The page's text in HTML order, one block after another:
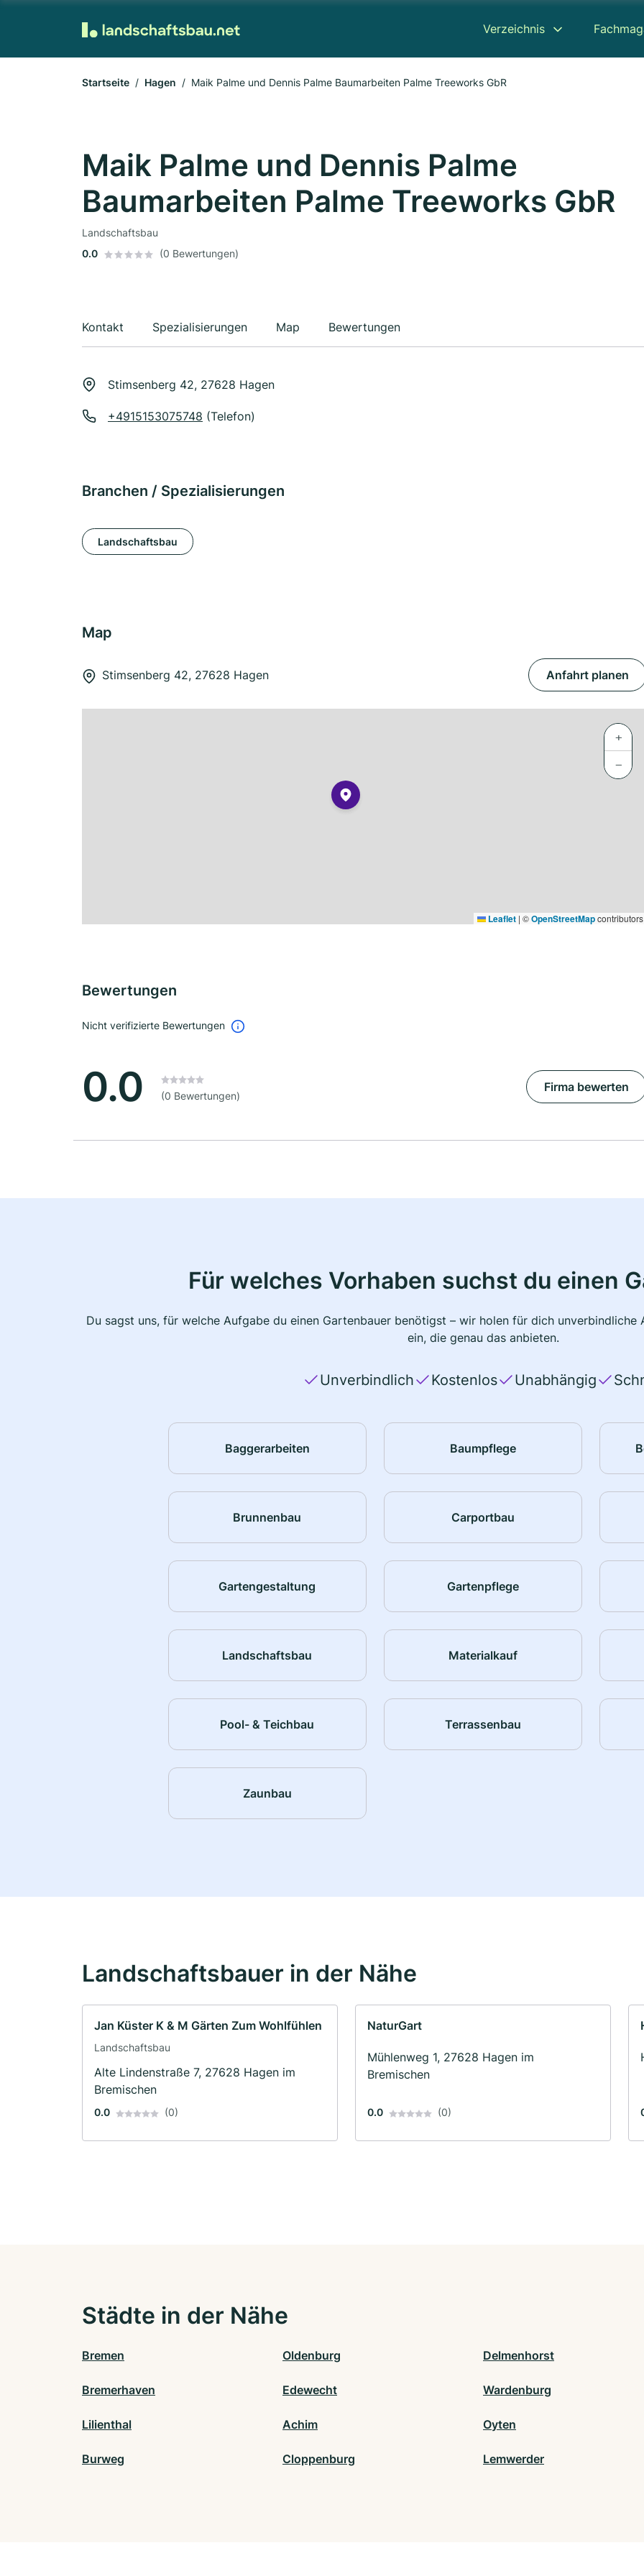
Verzeichnis
Startseite Hagen Maik Palme und Dennis Palme Baumarbeiten Palme Treeworks GbR
Maik Palme und Dennis Palme
Baumarbeiten Palme Treeworks GbR
Landschaftsbau
0.0
(0 Bewertungen)
Kontakt Spezialisierungen Map Bewertungen
Stimsenberg 42, 27628 Hagen
+4915153075748 (Telefon)
Branchen / Spezialisierungen
Landschaftsbau
Map
Stimsenberg 42, 27628 Hagen Anfahrt planen
+
−
Leaflet | ©OpenStreetMapcontributors
Bewertungen
Nicht verifizierte Bewertungen
0.0 (0 Bewertungen)
Firma bewerten
Für welches Vorhaben suchst du einen
Du sagst uns, für welche Aufgabe du einen Gartenbauer benötigst – wir holen für dich
ein, die genau das anbieten.
Unverbindlich Kostenlos Unabhängig
Baggerarbeiten Baumpflege
Brunnenbau Carportbau
Gartengestaltung Gartenpflege
Landschaftsbau Materialkauf
Pool- & Teichbau Terrassenbau
Zaunbau
Landschaftsbauer in der Nähe
Jan Küster K & M Gärten Zum Wohlfühlen
Landschaftsbau
Alte Lindenstraße 7, 27628 Hagen im
Bremischen
0.0 (0)
NaturGart
Mühlenweg 1, 27628 Hagen im
Bremischen
0.0 (0)
Städte in der Nähe
Bremen Oldenburg Delmenhorst
Bremerhaven Edewecht Wardenburg
Lilienthal Achim Oyten
Burweg Cloppenburg Lemwerder